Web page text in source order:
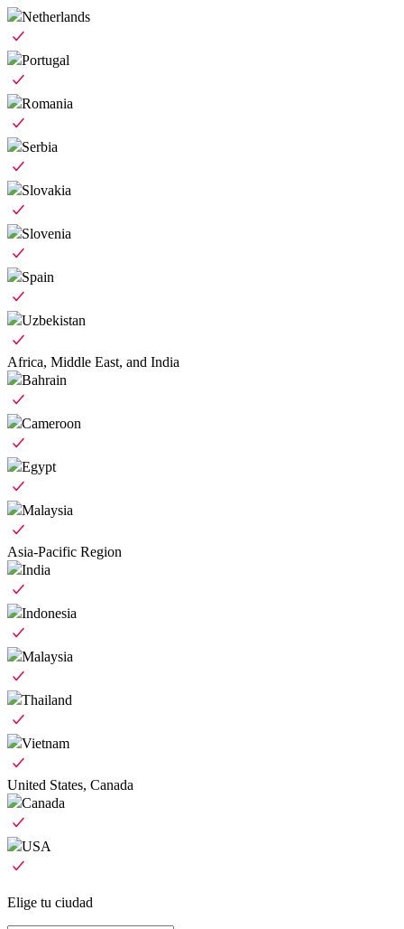
Netherlands
Portugal
Romania
Serbia
Slovakia
Slovenia
Spain
Uzbekistan
Africa, Middle East, and India
Bahrain
Cameroon
Egypt
Malaysia
Asia-Pacific Region
India
Indonesia
Malaysia
Thailand
Vietnam
United States, Canada
Canada
USA
Elige tu ciudad